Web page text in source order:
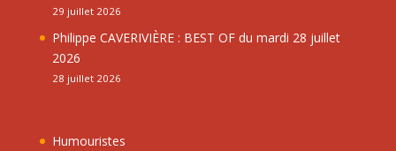
29 juillet 2026
Philippe CAVERIVIÈRE : BEST OF du mardi 28 juillet
2026
28 juillet 2026
Humouristes